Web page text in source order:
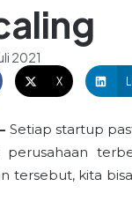
2021
X
Setiap startup
perusahaan
tersebut, kita